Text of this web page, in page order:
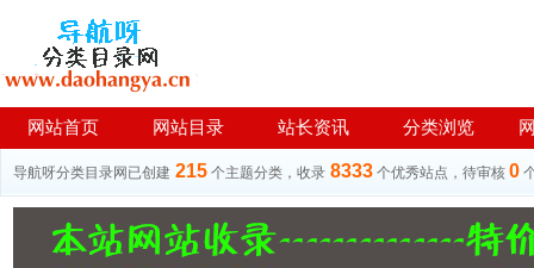
网站首页 网站目录 站长资讯 分类浏览
导航呀分类目录网已创建 215 个主题分类，收录 8333 个优秀站点，待审核 0